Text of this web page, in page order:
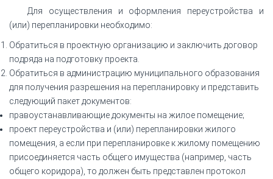
Для осуществления и оформления переустройства и
(или) перепланировки необходимо:
Обратиться в проектную организацию и заключить договор
подряда на подготовку проекта.
Обратиться в администрацию муниципального образования
для получения разрешения на перепланировку и представить
следующий пакет документов:
правоустанавливающие документы на жилое помещение;
проект переустройства и (или) перепланировки жилого
помещения, а если при перепланировке к жилому помещению
присоединяется часть общего имущества (например, часть
общего коридора), то должен быть представлен протокол